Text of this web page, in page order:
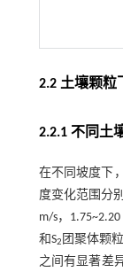
2.2 土壤颗粒
2.2.1 不同土
在不同坡度下
度变化范围分
m/s，
和S2 团聚体颗
之间有显著差